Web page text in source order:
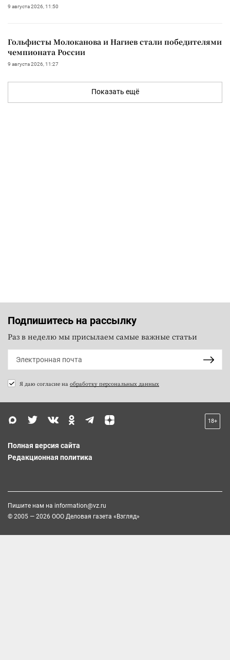
9 августа 2026, 11:50
Гольфисты Молоканова и Нагиев стали победителями
чемпионата России
9 августа 2026, 11:27
Показать ещё
Подпишитесь на рассылку
Раз в неделю мы присылаем самые важные статьи
Я даю согласие на обработку персональных данных
18+
Полная версия сайта
Редакционная политика
Пишите нам на information@vz.ru
© 2005 — 2026 ООО Деловая газета «Взгляд»